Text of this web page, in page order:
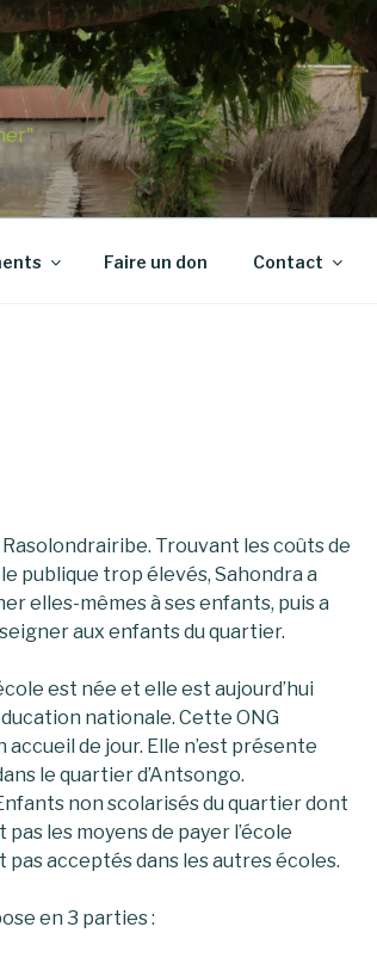
Faire un don Contact
Trouvant les coûts de
publique trop élevés, Sahondra a
elles-mêmes à ses enfants, puis a
aux enfants du quartier.
est née et elle est aujourd’hui
nationale. Cette ONG
accueil de jour. Elle n’est présente
le quartier d’Antsongo.
non scolarisés du quartier dont
pas les moyens de payer l’école
pas acceptés dans les autres écoles.
en 3 parties :